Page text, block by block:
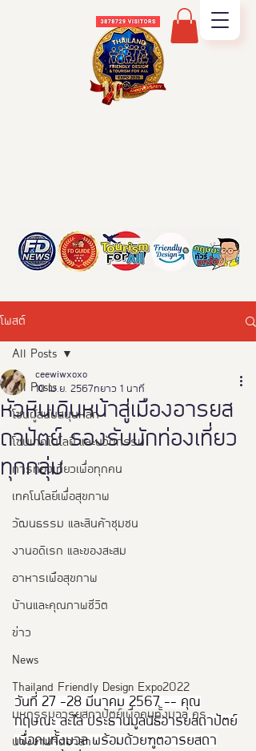
โพสต์
All Posts
โซนผู้สนับสนุนหลัก
โซนเทคโนโลยี และนวัตกรรม
การท่องเที่ยวเพื่อทุกคน
เทคโนโลยีเพื่อสุขภาพ
วัฒนธรรม และสินค้าชุมชน
งานอดิเรก และของสะสม
อาหารเพือสุขภาพ
บ้านและคุณภาพชีวิต
ข่าว
News
Thailand Friendly Design Expo2022
มหกรรมอารยสถาปัตย์เพื่อคนทั้งมวล คร
นางงามจิตอาสา
All Posts
หัวหินเดินหน้าสู่เมืองอารยส
ถาปัตย์ รองรับนักท่องเที่ยว
ทุกกลุ่ม
ceewiwxoxo
10 เม.ย. 2567
ยาว 1 นาที
วันที่ 27 -28 มีนาคม 2567 -- คุณ
กฤษณะ ละไล ประธานมูลนิธิอารยสถาปัตย์
เพื่อคนทั้งมวล พร้อมด้วยฑูตอารยสถา